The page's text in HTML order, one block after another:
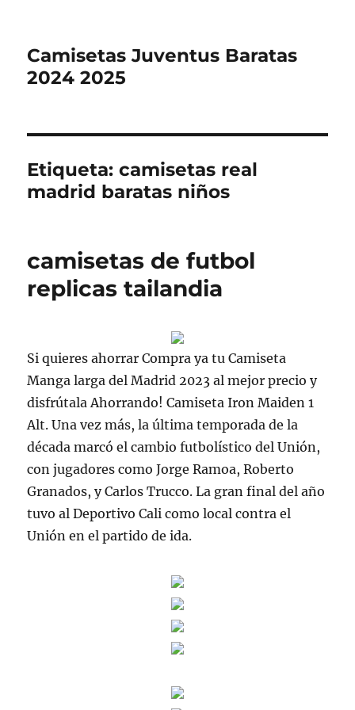
Camisetas Juventus Baratas
2024 2025
Etiqueta:camisetas real
madrid baratas niños
camisetas de futbol
replicas tailandia
Si quieres ahorrar Compra ya tu Camiseta
Manga larga del Madrid 2023 al mejor precio y
disfrútala Ahorrando! Camiseta Iron Maiden 1
Alt. Una vez más, la última temporada de la
década marcó el cambio futbolístico del Unión,
con jugadores como Jorge Ramoa, Roberto
Granados, y Carlos Trucco. La gran final del año
tuvo al Deportivo Cali como local contra el
Unión en el partido de ida.